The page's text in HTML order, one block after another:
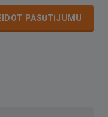
PASŪTĪJUMU